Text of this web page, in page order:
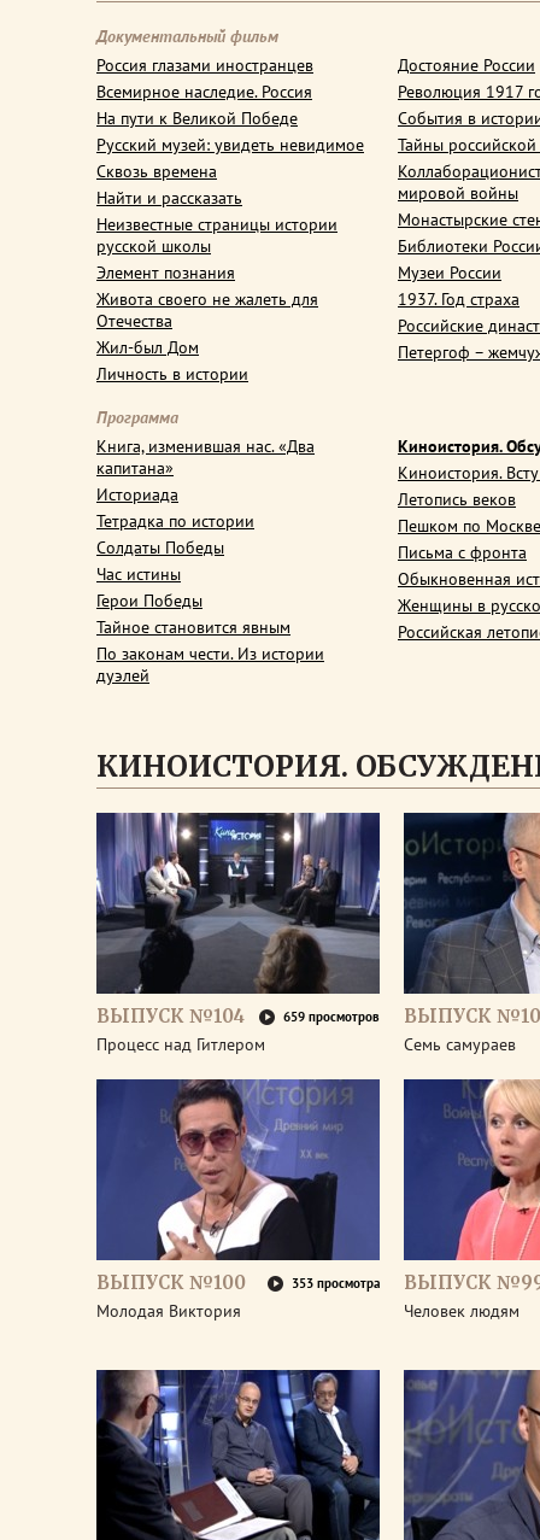
Документальный фильм
Россия глазами иностранцев
Всемирное наследие. Россия
На пути к Великой Победе
Русский музей: увидеть невидимое
Сквозь времена
Найти и рассказать
Неизвестные страницы истории
русской школы
Элемент познания
Живота своего не жалеть для
Отечества
Жил-был Дом
Личность в истории
Достояние России
Революция 1917
События в
Тайны
мировой войны
Монастырские
Библиотеки
Музеи России
1937. Год страха
Российские
Петергоф –
Программа
Книга, изменившая нас. «Два
капитана»
Историада
Тетрадка по истории
Солдаты Победы
Час истины
Герои Победы
Тайное становится явным
По законам чести. Из истории
дуэлей
Киноистория.
Киноистория.
Летопись веков
Пешком по Москве
Письма с фронта
Обыкновенная
Женщины в
Российская
КИНОИСТОРИЯ.
ВЫПУСК №104 659 просмотров
Процесс над Гитлером
ВЫПУСК
Семь самураев
ВЫПУСК №100 353 просмотра
Молодая Виктория
ВЫПУСК
Человек людям